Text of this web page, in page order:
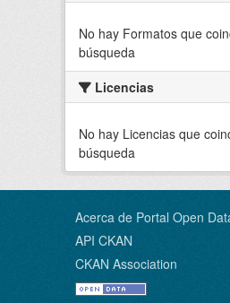
No hay Formatos que
búsqueda
Licencias
No hay Licencias que
búsqueda
Acerca de Portal Open
API CKAN
CKAN Association